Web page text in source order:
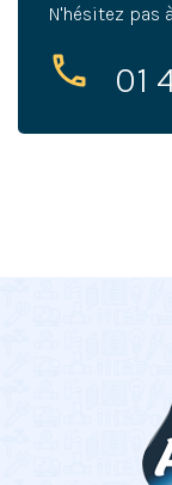
N'hésitez pas
01